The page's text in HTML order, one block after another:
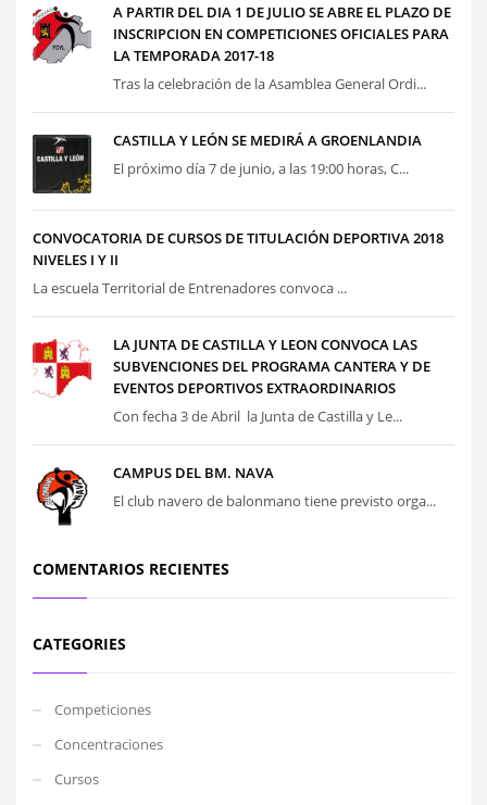
A PARTIR DEL DIA 1 DE JULIO SE ABRE EL PLAZO DE
INSCRIPCION EN COMPETICIONES OFICIALES PARA
LA TEMPORADA 2017-18
Tras la celebración de la Asamblea General Ordi...
CASTILLA Y LEÓN SE MEDIRÁ A GROENLANDIA
El próximo día 7 de junio, a las 19:00 horas, C...
CONVOCATORIA DE CURSOS DE TITULACIÓN DEPORTIVA 2018
NIVELES I Y II
La escuela Territorial de Entrenadores convoca ...
LA JUNTA DE CASTILLA Y LEON CONVOCA LAS
SUBVENCIONES DEL PROGRAMA CANTERA Y DE
EVENTOS DEPORTIVOS EXTRAORDINARIOS
Con fecha 3 de Abril la Junta de Castilla y Le...
CAMPUS DEL BM. NAVA
El club navero de balonmano tiene previsto orga...
COMENTARIOS RECIENTES
CATEGORIES
Competiciones
Concentraciones
Cursos